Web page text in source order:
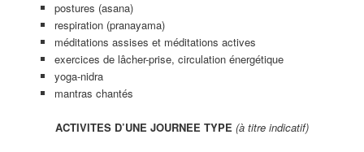
postures (asana)
respiration (pranayama)
méditations assises et méditations actives
exercices de lâcher-prise, circulation énergétique
yoga-nidra
mantras chantés
ACTIVITES D’UNE JOURNEE TYPE (à titre indicatif)